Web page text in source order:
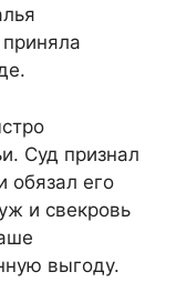
Суд признал
обязал его
и свекровь
выгоду.​